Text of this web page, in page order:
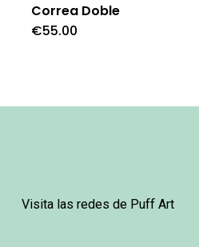
Correa Doble
€55.00
Visita las redes de Puff Art